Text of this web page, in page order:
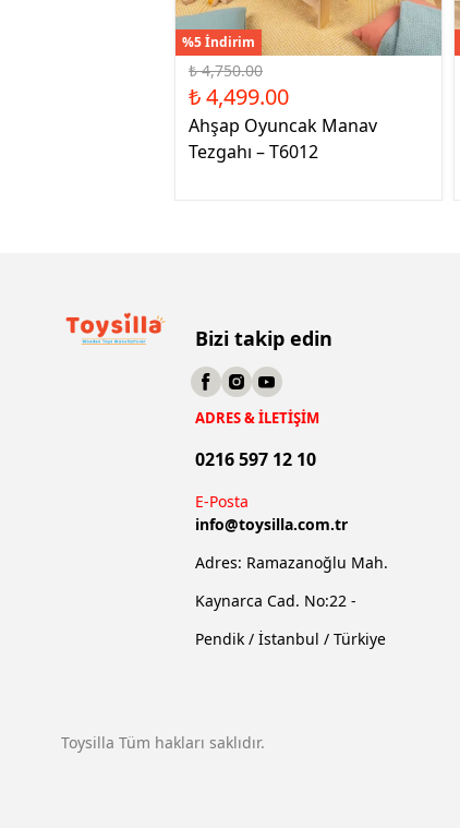
%5 İndirim
₺ 4,750.00
₺ 4,499.00
Ahşap Oyuncak Manav
Tezgahı – T6012
Bizi takip edin
ADRES & İLETİŞİM
0216 597 12 10
E-Posta
info@toysilla.com.tr
Adres: Ramazanoğlu Mah.
Kaynarca Cad. No:22 -
Pendik / İstanbul / Türkiye
Toysilla Tüm hakları saklıdır.